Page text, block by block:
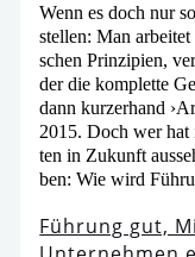
Wenn es doch nur
stel­len: Man
schen Prinzipien,
der die kom­plet­te
dann kur­zer­hand
2015. Doch wer
ten in Zukunft
ben: Wie wird
Führung gut,